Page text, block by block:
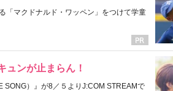
「マクドナルド・ワッペン」をつけて学童
ュンが止まらん！
SONG）』が8／５よりJ:COM STREAMで